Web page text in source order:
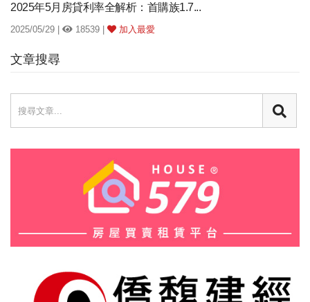
文章搜尋
2025年5月房貸利率全解析：首購族1.7...
2025/05/29 | 18539 | 加入最愛